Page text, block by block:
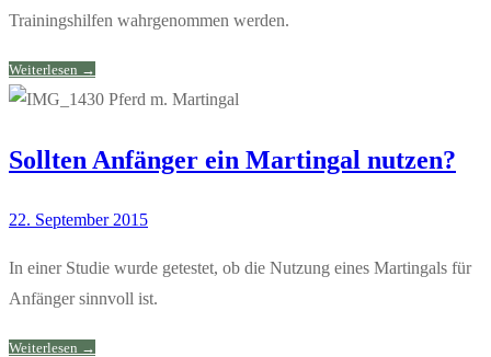
Trainingshilfen wahrgenommen werden.
Weiterlesen →
Sollten Anfänger ein Martingal nutzen?
22. September 2015
In einer Studie wurde getestet, ob die Nutzung eines Martingals für
Anfänger sinnvoll ist.
Weiterlesen →